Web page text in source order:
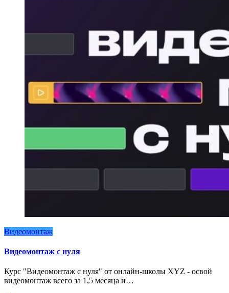
Видеомонтаж
Видеомонтаж с нуля
Курс "Видеомонтаж с нуля" от онлайн-школы XYZ - освой
видеомонтаж всего за 1,5 месяца и…